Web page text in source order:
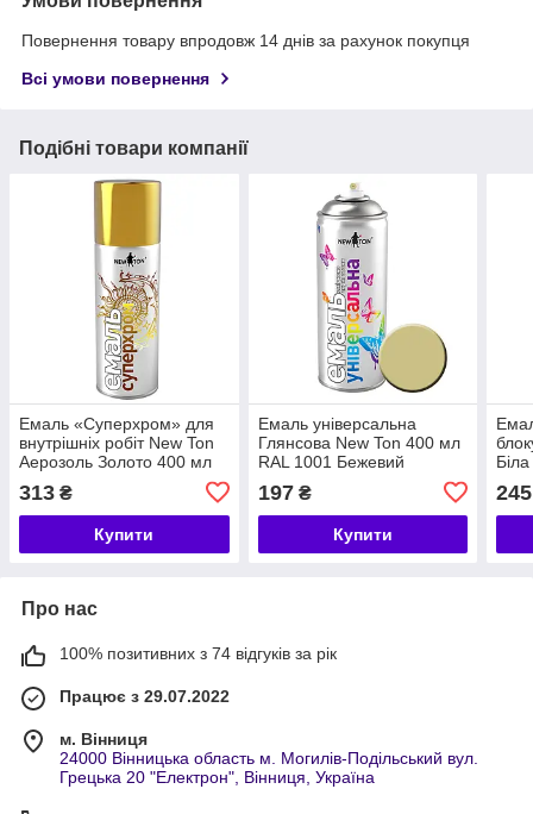
Повернення товару впродовж 14 днів за рахунок покупця
Всі умови повернення
Подібні товари компанії
Емаль «Суперхром» для
внутрішніх робіт New Ton
Аерозоль Золото 400 мл
313 ₴
Купити
Емаль універсальна
Глянсова New Ton 400 мл
RAL 1001 Бежевий
197₴
Купити
245
Про нас
100% позитивних з 74 відгуків за рік
Працює з 29.07.2022
м. Вінниця
24000 Вінницька область м. Могилів-Подільський вул.
Грецька 20 "Електрон", Вінниця, Україна